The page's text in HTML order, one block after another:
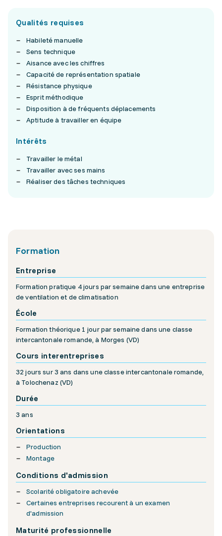
Qualités requises
Habileté manuelle
Sens technique
Aisance avec les chiffres
Capacité de représentation spatiale
Résistance physique
Esprit méthodique
Disposition à de fréquents déplacements
Aptitude à travailler en équipe
Intérêts
Travailler le métal
Travailler avec ses mains
Réaliser des tâches techniques
Formation
Entreprise
Formation pratique 4 jours par semaine dans une entreprise
de ventilation et de climatisation
École
Formation théorique 1 jour par semaine dans une classe
intercantonale romande, à Morges (VD)
Cours interentreprises
32 jours sur 3 ans dans une classe intercantonale romande,
à Tolochenaz (VD)
Durée
3 ans
Orientations
Production
Montage
Conditions d'admission
Scolarité obligatoire achevée
Certaines entreprises recourent à un examen
d'admission
Maturité professionnelle